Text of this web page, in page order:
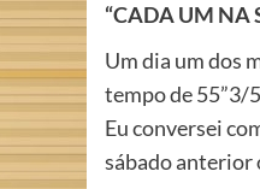
“CADA UM NA
Um dia um dos
tempo de 55”3/
Eu conversei
sábado anterior